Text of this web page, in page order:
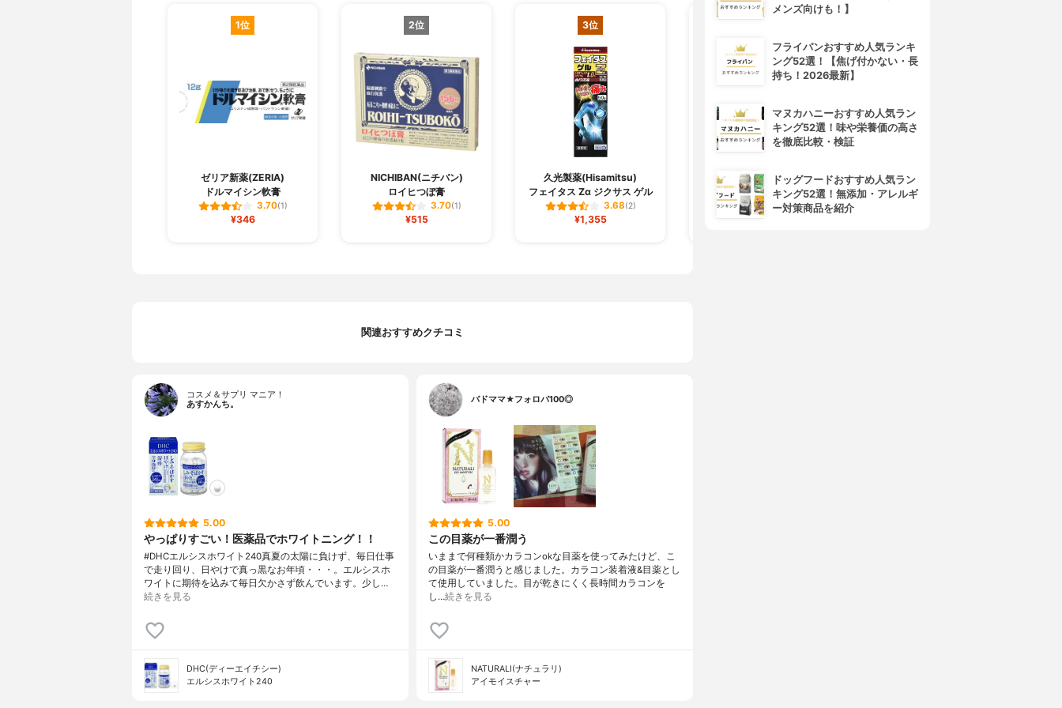
1位
ゼリア新薬(ZERIA)
ドルマイシン軟膏
3.70(1)
¥346
2位
NICHIBAN(ニチバン)
ロイヒつぼ膏
3.70(1)
¥515
3位
久光製薬(Hisamitsu)
フェイタス Zα ジクサス ゲル
3.68(2)
¥1,355
久光製薬(Hisamitsu)
フェイタス Z ゲル
3.66(2)
¥725
Santen(サンテ)
メディカルガード EX
関連おすすめクチコミ
コスメ＆サプリ マニア！
あすかんち。
5.00
やっぱりすごい！医薬品でホワイトニング！！
#DHCエルシスホワイト240真夏の太陽に負けず、毎日仕事
で走り回り、日やけで真っ黒なお年頃・・・。エルシスホ
ワイトに期待を込みて毎日欠かさず飲んでいます。少し…
続きを見る
DHC(ディーエイチシー)
エルシスホワイト240
バドママ★フォロバ100◎
5.00
この目薬が一番潤う
いままで何種類かカラコンokな目薬を使ってみたけど、こ
の目薬が一番潤うと感じました。カラコン装着液&目薬とし
て使用していました。目が乾きにくく長時間カラコンを
し…続きを見る
NATURALI(ナチュラリ)
アイモイスチャー
メンズ向けも！】
フライパンおすすめ人気ランキ
ング52選！【焦げ付かない・長
持ち！2026最新】
マヌカハニーおすすめ人気ラン
キング52選！味や栄養価の高さ
を徹底比較・検証
ドッグフードおすすめ人気ラン
キング52選！無添加・アレルギ
ー対策商品を紹介